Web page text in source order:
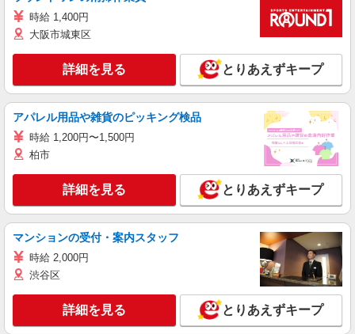
時給 1,400円
大阪市城東区
詳細を見る とりあえずキープ
アパレル用品や雑貨のピッキング検品
時給 1,200円〜1,500円
柏市
詳細を見る とりあえずキープ
マンションの受付・案内スタッフ
時給 2,000円
渋谷区
詳細を見る とりあえずキープ